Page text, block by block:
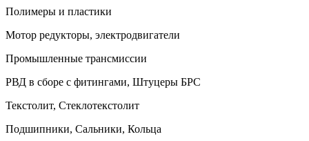
Полимеры и пластики
Мотор редукторы, электродвигатели
Промышленные трансмиссии
РВД в сборе с фитингами, Штуцеры БРС
Текстолит, Стеклотекстолит
Подшипники, Сальники, Кольца